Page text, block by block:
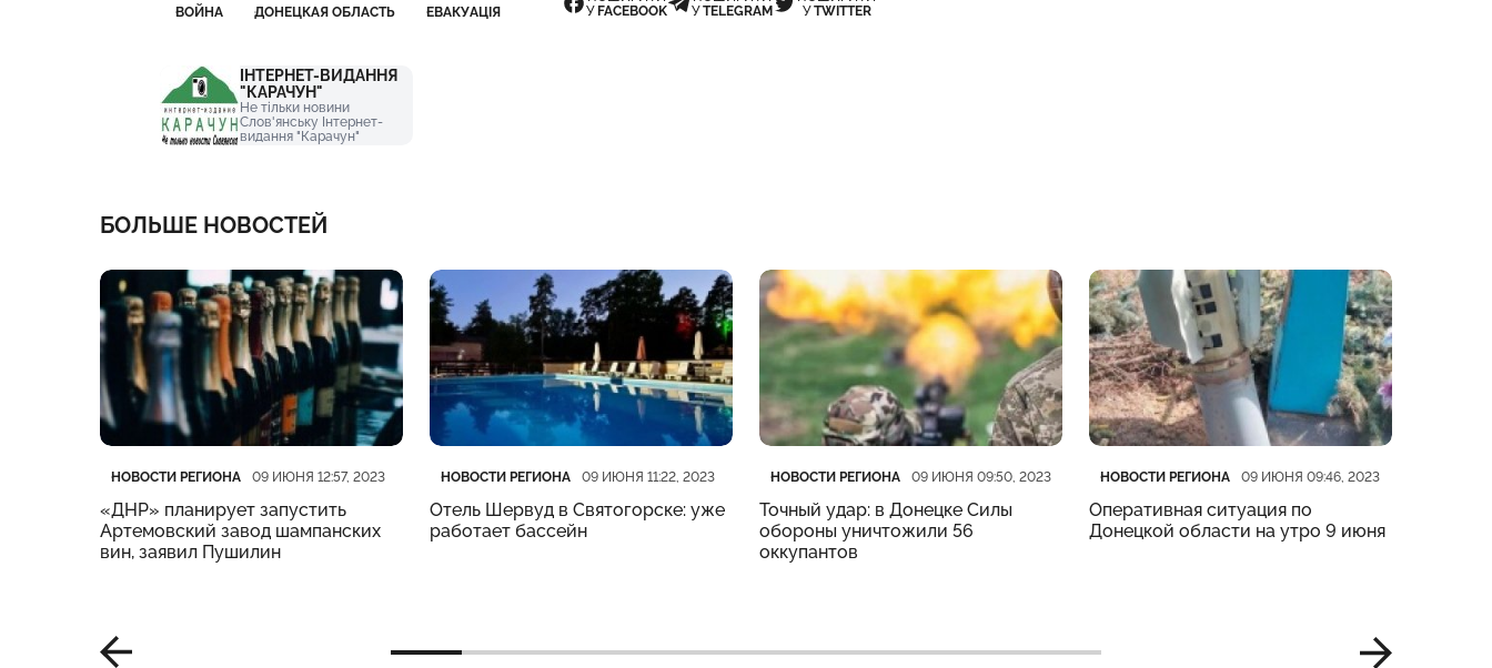
ВОЙНА ДОНЕЦКАЯ ОБЛАСТЬ ЕВАКУАЦІЯ
У FACEBOOK
УTELEGRAM
УTWITTER
ІНТЕРНЕТ-ВИДАННЯ
"КАРАЧУН"
Не тільки новини
Слов'янську Інтернет-
видання "Карачун"
БОЛЬШЕ НОВОСТЕЙ
Категория
НОВОСТИ РЕГИОНА
Дата публикации 09 ИЮНЯ 12:57, 2023
«ДНР» планирует запустить
Артемовский завод шампанских
вин, заявил Пушилин
Категория
НОВОСТИ РЕГИОНА
Дата публикации 09 ИЮНЯ 11:22, 2023
Отель Шервуд в Святогорске: уже
работает бассейн
Категория
НОВОСТИ РЕГИОНА
Дата публикации 09 ИЮНЯ 09:50, 2023
Точный удар: в Донецке Силы
обороны уничтожили 56
оккупантов
Категория
НОВОСТИ РЕГИОНА
Дата публикации 09 ИЮНЯ 09:46, 2023
Оперативная ситуация по
Донецкой области на утро 9 июня